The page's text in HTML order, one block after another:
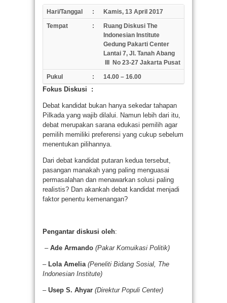
Hari/Tanggal : Kamis, 13 April 2017
Tempat
:
Ruang Diskusi The
Indonesian Institute
Gedung Pakarti Center
Lantai 7, Jl. Tanah Abang
No 23-27 Jakarta Pusat
Pukul
: 14.00 – 16.00
Fokus Diskusi :
Debat kandidat bukan hanya sekedar tahapan
Pilkada yang wajib dilalui. Namun lebih dari itu,
debat merupakan sarana edukasi pemilih agar
pemilih memiliki preferensi yang cukup sebelum
menentukan pilihannya.
Dari debat kandidat putaran kedua tersebut,
pasangan manakah yang paling menguasai
permasalahan dan menawarkan solusi paling
realistis? Dan akankah debat kandidat menjadi
faktor penentu kemenangan?
Pengantar diskusi oleh:
– Ade Armando (Pakar Komuikasi Politik)
– Lola Amelia (Peneliti Bidang Sosial, The
Indonesian Institute)
– Usep S. Ahyar (Direktur Populi Center)